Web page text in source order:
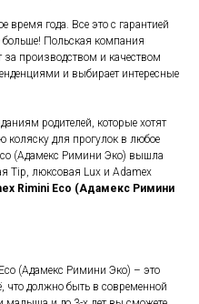
года. Все это с гарантией
больше! Польская компания
за производством и качеством
и выбирает интересные
родителей, которые хотят
коляску для прогулок в любое
(Адамекс Римини Эко) вышла
Tip, люксовая Lux и Adamex
Rimini Eco (Адамекс Римини
(Адамекс Римини Эко) – это
что должно быть в современной